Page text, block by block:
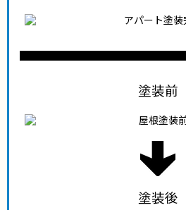
塗装前
塗装後